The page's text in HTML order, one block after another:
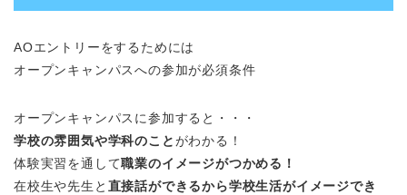
AOエントリーをするためには
オープンキャンパスへの参加が必須条件
オープンキャンパスに参加すると・・・
学校の雰囲気や学科のことがわかる！
体験実習を通して職業のイメージがつかめる！
在校生や先生と 直接話ができるから学校生活がイメージでき